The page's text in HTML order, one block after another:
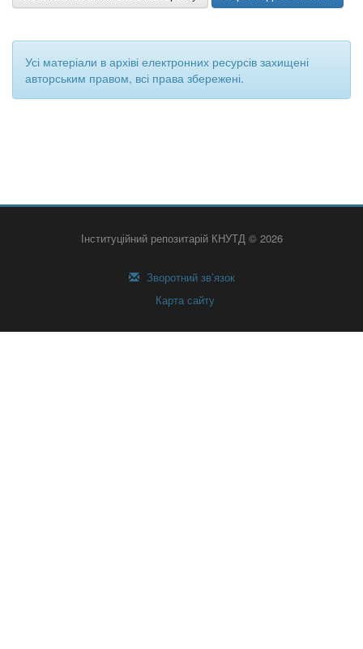
Усі матеріали в архіві електронних ресурсів захищені
авторським правом, всі права збережені.
Інституційний репозитарій КНУТД © 2026
Зворотний зв’язок
Карта сайту